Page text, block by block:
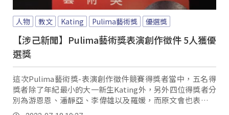
人物 教文 Kating Pulima藝術獎 優選獎
【涉己新聞】Pulima藝術獎表演創作徵件 5人獲優
選獎
這次Pulima藝術獎-表演創作徵件競賽得獎者當中，五名得
獎者除了年紀最小的大一新生Kating外，另外四位得獎者分
別為游恩恩、潘靜亞、李偉雄以及羅媛，而原文會也表示，
透過創作與國際接軌，將台灣原住民文化拓展到世界各地，